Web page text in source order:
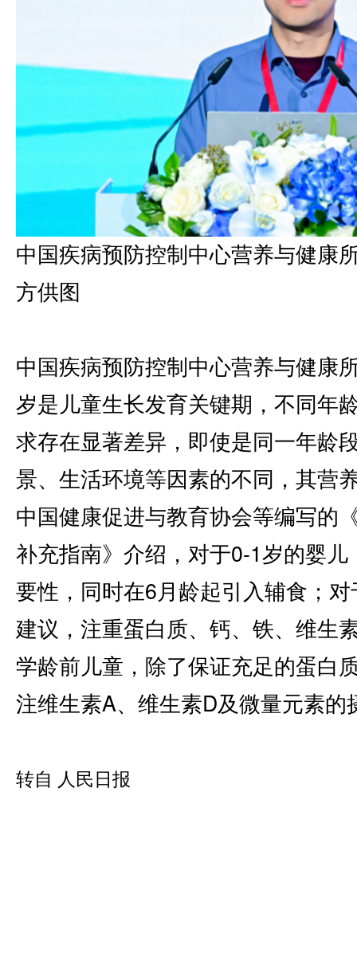
中国疾病预防控制中心营养与健康
方供图
中国疾病预防控制中心营养与健康
岁是儿童生长发育关键期，不同年
求存在显著差异，即使是同一年龄
景、生活环境等因素的不同，其营
中国健康促进与教育协会等编写的
补充指南》介绍，对于0-1岁的婴
要性，同时在6月龄起引入辅食；
建议，注重蛋白质、钙、铁、维生
学龄前儿童，除了保证充足的蛋白
注维生素A、维生素D及微量元素的
转自 人民日报